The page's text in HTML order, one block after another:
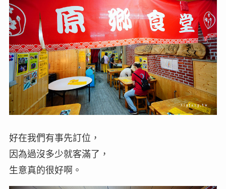
好在我們有事先訂位，
因為過沒多少就客滿了，
生意真的很好啊。